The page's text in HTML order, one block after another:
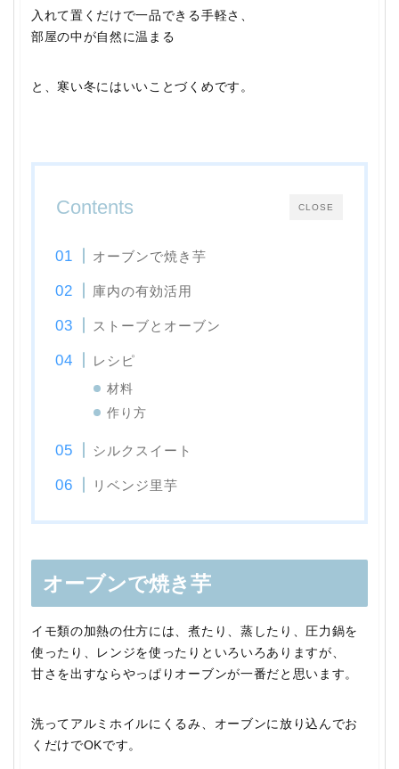
入れて置くだけで一品できる手軽さ、
部屋の中が自然に温まる
と、寒い冬にはいいことづくめです。
CLOSE
Contents
オーブンで焼き芋
庫内の有効活用
ストーブとオーブン
レシピ
材料
作り方
シルクスイート
リベンジ里芋
オーブンで焼き芋
イモ類の加熱の仕方には、煮たり、蒸したり、圧力鍋を
使ったり、レンジを使ったりといろいろありますが、
甘さを出すならやっぱりオーブンが一番だと思います。
洗ってアルミホイルにくるみ、オーブンに放り込んでお
くだけでOKです。